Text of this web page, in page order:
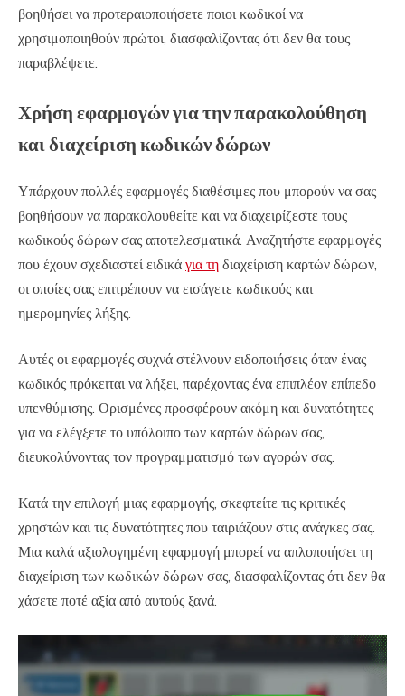
βοηθήσει να προτεραιοποιήσετε ποιοι κωδικοί να
χρησιμοποιηθούν πρώτοι, διασφαλίζοντας ότι δεν θα τους
παραβλέψετε.
Χρήση εφαρμογών για την παρακολούθηση
και διαχείριση κωδικών δώρων
Υπάρχουν πολλές εφαρμογές διαθέσιμες που μπορούν να σας
βοηθήσουν να παρακολουθείτε και να διαχειρίζεστε τους
κωδικούς δώρων σας αποτελεσματικά. Αναζητήστε εφαρμογές
που έχουν σχεδιαστεί ειδικά για τη διαχείριση καρτών δώρων,
οι οποίες σας επιτρέπουν να εισάγετε κωδικούς και
ημερομηνίες λήξης.
Αυτές οι εφαρμογές συχνά στέλνουν ειδοποιήσεις όταν ένας
κωδικός πρόκειται να λήξει, παρέχοντας ένα επιπλέον επίπεδο
υπενθύμισης. Ορισμένες προσφέρουν ακόμη και δυνατότητες
για να ελέγξετε το υπόλοιπο των καρτών δώρων σας,
διευκολύνοντας τον προγραμματισμό των αγορών σας.
Κατά την επιλογή μιας εφαρμογής, σκεφτείτε τις κριτικές
χρηστών και τις δυνατότητες που ταιριάζουν στις ανάγκες σας.
Μια καλά αξιολογημένη εφαρμογή μπορεί να απλοποιήσει τη
διαχείριση των κωδικών δώρων σας, διασφαλίζοντας ότι δεν θα
χάσετε ποτέ αξία από αυτούς ξανά.